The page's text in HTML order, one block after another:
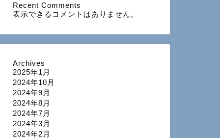
Recent Comments
表示できるコメントはありません。
Archives
2025年1月
2024年10月
2024年9月
2024年8月
2024年7月
2024年3月
2024年2月